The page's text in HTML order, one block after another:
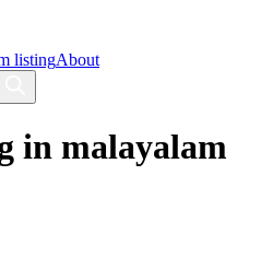
listingAbout
in malayalam